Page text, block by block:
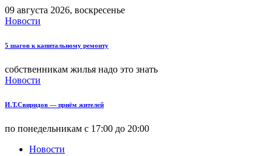
09 августа 2026, воскресенье
Новости
5 шагов к капитальному ремонту
собственникам жилья надо это знать
Новости
И.Т.Свиридов — приём жителей
по понедельникам с 17:00 до 20:00
Новости